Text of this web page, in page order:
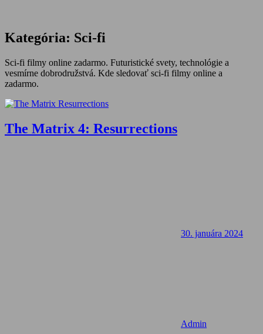
Kategória: Sci-fi
Sci-fi filmy online zadarmo. Futuristické svety, technológie a
vesmírne dobrodružstvá. Kde sledovať sci-fi filmy online a
zadarmo.
The Matrix 4: Resurrections
30. januára 2024
Admin